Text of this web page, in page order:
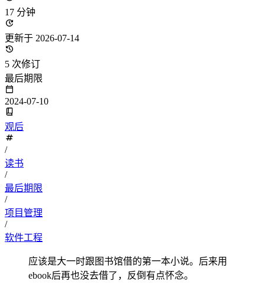
17 分钟
更新于 2026-07-14
5 次修订
最后期限
2024-07-10
观后
/
读书
/
最后期限
/
项目管理
/
软件工程
应该是大一时跟图书馆借的第一本小说。后来用
ebook后再也没去借了，反倒有点怀念。